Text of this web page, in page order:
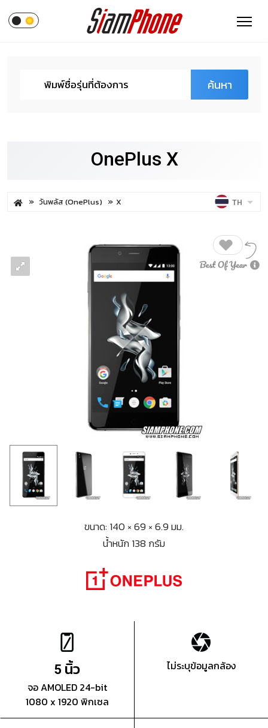
ค้นหา
OnePlus X
วันพลัส (OnePlus) X TH
ขนาด: 140 × 69 × 6.9 มม.
น้ำหนัก 138 กรัม
5 นิ้ว
จอ AMOLED 24-bit
1080 x 1920 พิกเซล
ไม่ระบุข้อมูลกล้อง